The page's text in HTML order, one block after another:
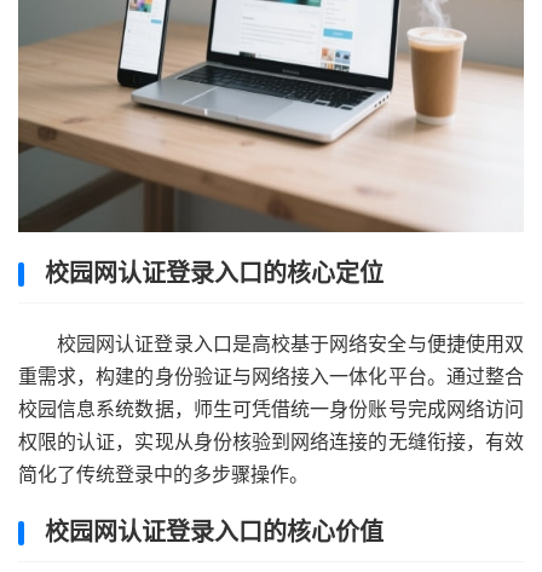
校园网认证登录入口的核心定位
校园网认证登录入口是高校基于网络安全与便捷使用双
重需求，构建的身份验证与网络接入一体化平台。通过整合
校园信息系统数据，师生可凭借统一身份账号完成网络访问
权限的认证，实现从身份核验到网络连接的无缝衔接，有效
简化了传统登录中的多步骤操作。
校园网认证登录入口的核心价值